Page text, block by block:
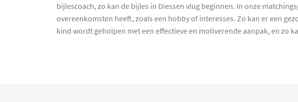
bijlescoach, zo kan de bijles in Diessen vlug beginnen. In onze
overeenkomsten heeft, zoals een hobby of interesses. Zo kan er een
kind wordt geholpen met een effectieve en motiverende aanpak, en zo